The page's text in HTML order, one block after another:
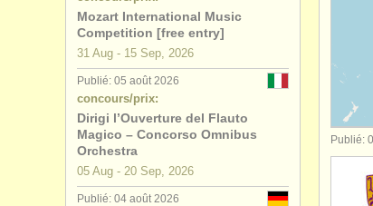
jobs
stages/
Publié:
Mozart International Music
Competition [free entry]
31 Aug - 15 Sep, 2026
Publié: 05 août 2026
concours/prix:
Dirigi l’Ouverture del Flauto
Magico – Concorso Omnibus
Orchestra
05 Aug - 20 Sep, 2026
Publié: 04 août 2026